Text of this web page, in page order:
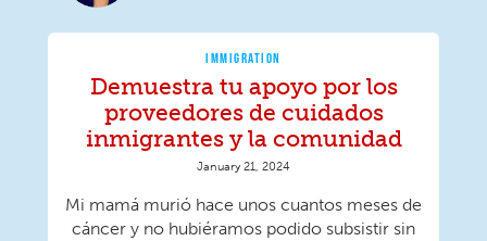
IMMIGRATION
Demuestra tu apoyo por los
proveedores de cuidados
inmigrantes y la comunidad
January 21, 2024
Mi mamá murió hace unos cuantos meses de
cáncer y no hubiéramos podido subsistir sin